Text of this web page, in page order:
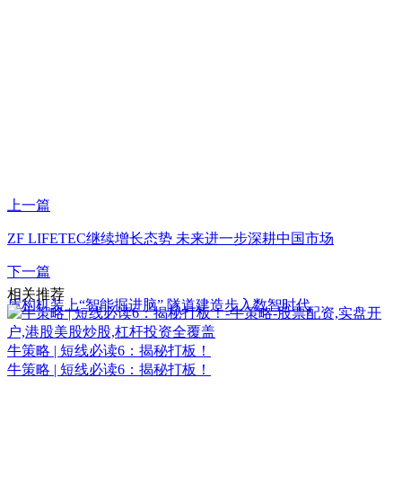
上一篇
ZF LIFETEC继续增长态势 未来进一步深耕中国市场
下一篇
盾构机装上“智能掘进脑” 隧道建造步入数智时代
相关推荐
牛策略 | 短线必读6：揭秘打板！
牛策略 | 短线必读6：揭秘打板！